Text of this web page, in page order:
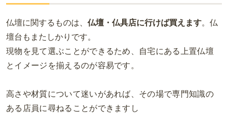
仏壇に関するものは、 仏壇・仏具店に行けば買えます。仏
壇台もまたしかりです。
現物を見て選ぶことができるため、自宅にある上置仏壇
とイメージを揃えるのが容易です。
高さや材質について迷いがあれば、その場で専門知識の
ある店員に尋ねることができますし